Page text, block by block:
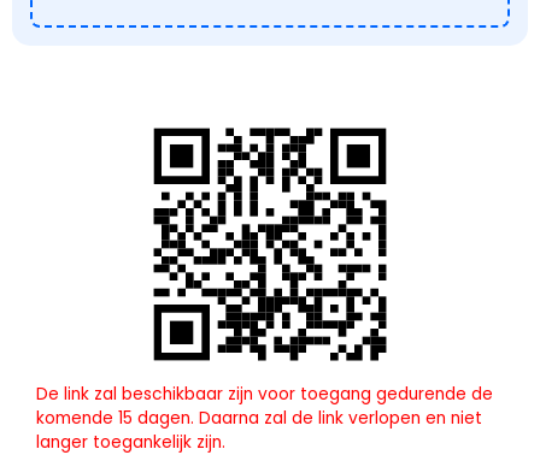
De link zal beschikbaar zijn voor toegang gedurende de
komende 15 dagen. Daarna zal de link verlopen en niet
langer toegankelijk zijn.